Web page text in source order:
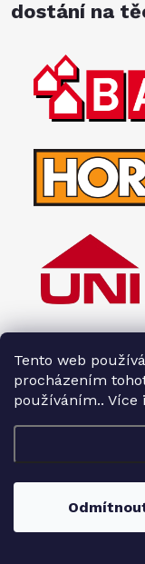
Tento web
procházením
používáním.. Více
dostání na